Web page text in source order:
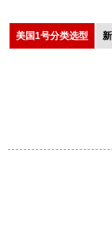
美国1号分类选型